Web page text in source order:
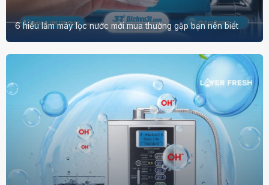
6 hiểu lầm máy lọc nước mới mua thường gặp bạn nên biết